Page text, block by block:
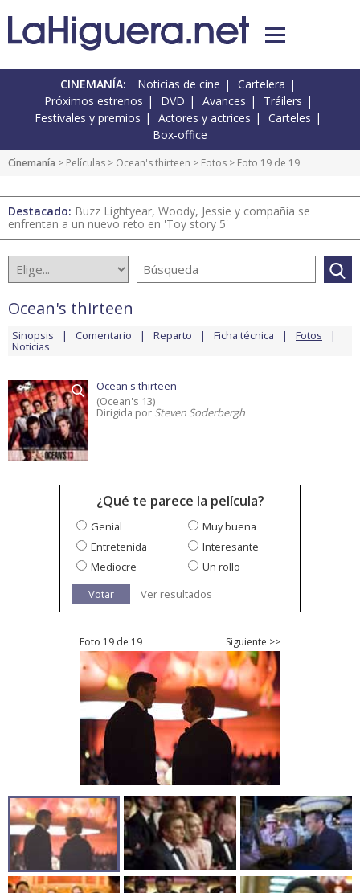
CINEMANÍA: Noticias de cine
Cartelera
Próximos estrenos
DVD Avances
Tráilers
Festivales y premios
Actores y actrices
Carteles
Box-office
Cinemanía > Películas > Ocean's thirteen > Fotos > Foto 19 de 19
Destacado: Buzz Lightyear, Woody, Jessie y compañía se
enfrentan a un nuevo reto en 'Toy story 5'
Ocean's thirteen
Sinopsis Comentario Reparto Ficha técnica Fotos
Noticias
Ocean's thirteen
(Ocean's 13)
Dirigida por Steven Soderbergh
¿Qué te parece la película?
Genial
Muy buena
Entretenida
Interesante
Mediocre
Un rollo
Votar
Ver resultados
Foto 19 de 19 Siguiente >>